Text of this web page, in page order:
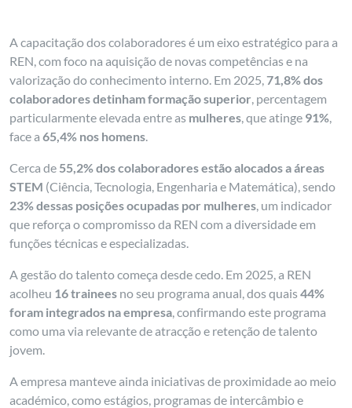
A capacitação dos colaboradores é um eixo estratégico para a
REN, com foco na aquisição de novas competências e na
valorização do conhecimento interno. Em 2025,71,8% dos
colaboradores detinham formação superior, percentagem
particularmente elevada entre as mulheres, que atinge 91%,
face a65,4% nos homens.
Cerca de 55,2% dos colaboradores estão alocados a áreas
STEM (Ciência, Tecnologia, Engenharia e Matemática), sendo
23% dessas posições ocupadas por mulheres, um indicador
que reforça o compromisso da REN com a diversidade em
funções técnicas e especializadas.
A gestão do talento começa desde cedo. Em 2025, a REN
acolheu 16 trainees no seu programa anual, dos quais44%
foram integrados na empresa, confirmando este programa
como uma via relevante de atracção e retenção de talento
jovem.
A empresa manteve ainda iniciativas de proximidade ao meio
académico, como estágios, programas de intercâmbio e